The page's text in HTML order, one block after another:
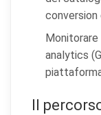
conversion
analytics
Il